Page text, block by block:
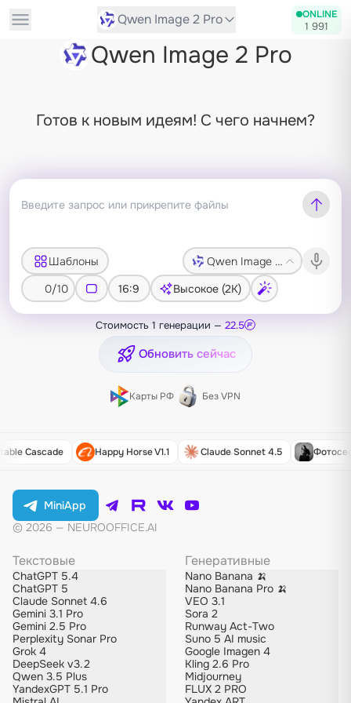
Qwen Image 2 Pro ONLINE
1 991
Qwen Image 2 Pro
Готов к новым идеям! С чего начнем?
Шаблоны
Qwen Image 2 Pro
0/10
16:9 Высокое (2K)
Стоимость 1 генерации — 22.5
Обновить сейчас
Карты РФ Без VPN
Cascade Happy Horse V1.1 Claude Sonnet 4.5
MiniApp
© 2026 — NEUROOFFICE.AI
Текстовые
ChatGPT 5.4
ChatGPT 5
Claude Sonnet 4.6
Gemini 3.1 Pro
Gemini 2.5 Pro
Perplexity Sonar Pro
Grok 4
DeepSeek v3.2
Qwen 3.5 Plus
YandexGPT 5.1 Pro
Генеративные
Nano Banana 🍌
Nano Banana Pro 🍌
VEO 3.1
Sora 2
Runway Act-Two
Suno 5 AI music
Google Imagen 4
Kling 2.6 Pro
Midjourney
FLUX 2 PRO